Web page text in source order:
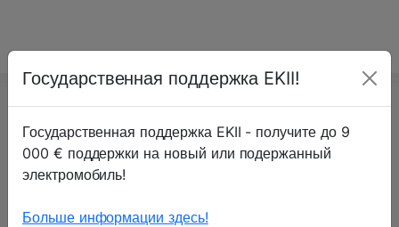
SIA "Auto Pārstrāde"
Гранита улица 13А
Государственная поддержка EKII!
Государственная поддержка EKII - получите до 9
000 € поддержки на новый или подержанный
электромобиль!
Больше информации здесь!